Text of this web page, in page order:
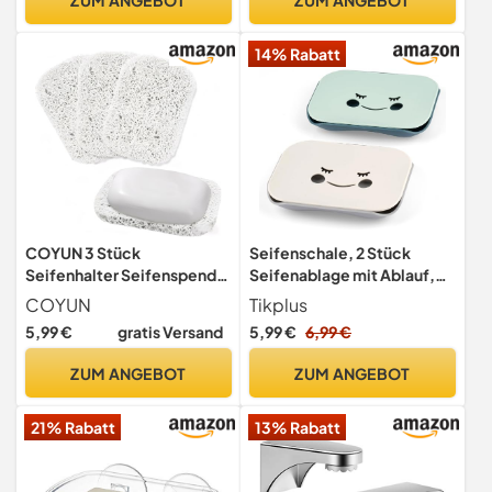
COYUN 3 Stück
Seifenhalter Seifenspender
Seifenschale
wiederverwendbar
rutschfest,effizienter
für Dusche Bad Küche
COYUN
5,99 € gratis Versand
ZUM ANGEBOT
14% Rabatt
Seifenschale, 2 Stück
Seifenablage mit Ablauf,
Seifenhalter Dusche
Tikplus
5,99 € 6,99 €
ZUM ANGEBOT
21% Rabatt 13% Rabatt